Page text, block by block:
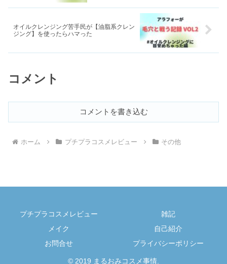
オイルクレンジング苦手民が【油脂系クレン
ジング】を使ったらハマった
コメント
コメントを書き込む
ホーム プチプラコスメレビュー その他
プチプラコスメレビュー
雑記
メイク
自己紹介
お問合せ
プライバシーポリシー
© 2019 まるおみコスメ事情.